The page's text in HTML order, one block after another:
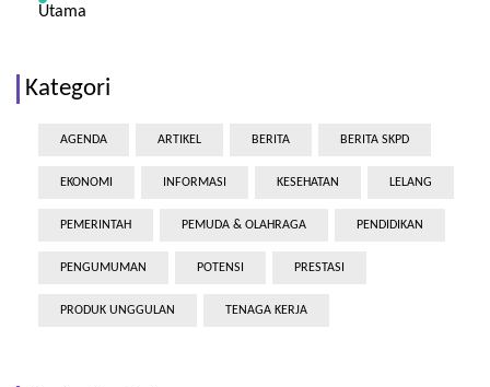
Utama
Kategori
AGENDA ARTIKEL BERITA BERITA SKPD
EKONOMI INFORMASI KESEHATAN LELANG
PEMERINTAH PEMUDA & OLAHRAGA PENDIDIKAN
PENGUMUMAN POTENSI PRESTASI
PRODUK UNGGULAN TENAGA KERJA